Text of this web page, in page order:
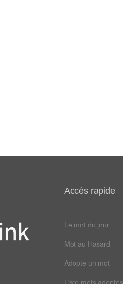
Accès rapide
Le mot du jour
Mot au Hasard
Adopte un mot